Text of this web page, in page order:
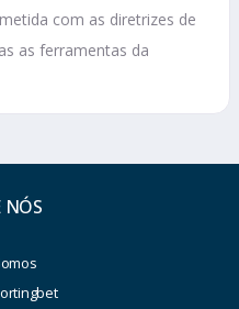
com as diretrizes de
as ferramentas da
NÓS